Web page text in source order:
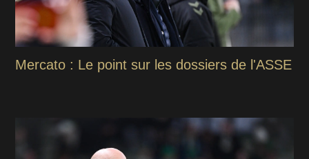
Mercato : Le point sur les dossiers de l'ASSE